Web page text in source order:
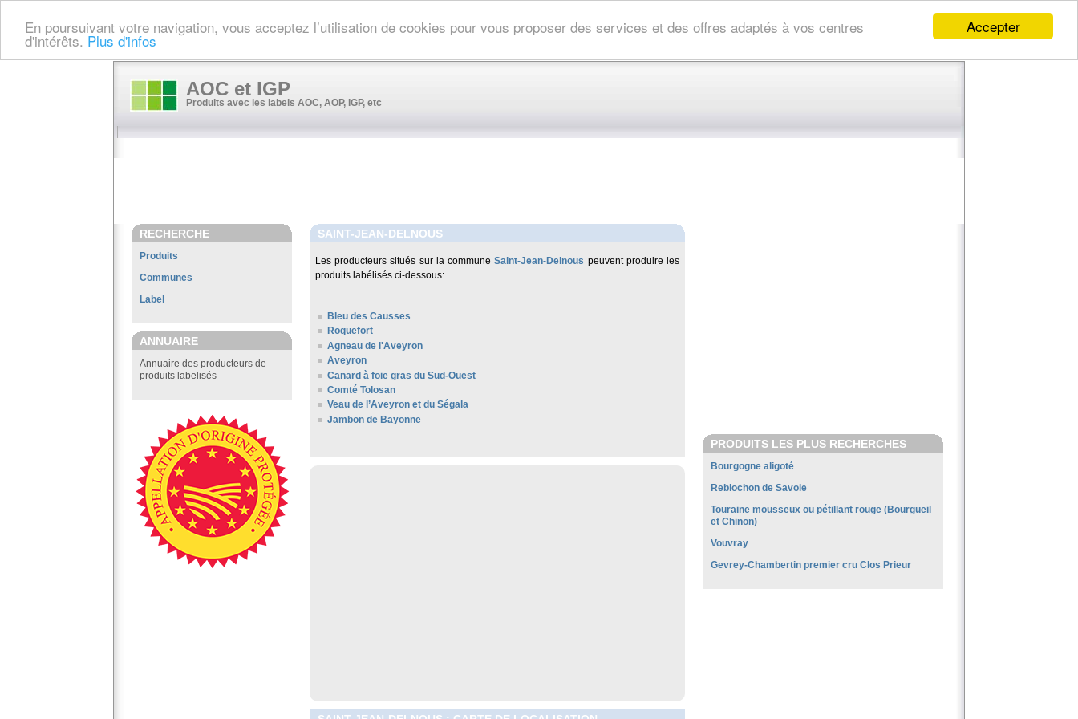
Accepter
En poursuivant votre navigation, vous acceptez l’utilisation de cookies pour vous proposer des services et des offres adaptés à vos centres
d'intérêts. Plus d'infos
AOC et IGP
Produits avec les labels AOC, AOP, IGP, etc
RECHERCHE
Produits
Communes
Label
ANNUAIRE
Annuaire des producteurs de
produits labelisés
SAINT-JEAN-DELNOUS
Les producteurs situés sur la communeSaint-Jean-Delnous peuvent produire les
produits labélisés ci-dessous:
Bleu des Causses
Roquefort
Agneau de l'Aveyron
Aveyron
Canard à foie gras du Sud-Ouest
Comté Tolosan
Veau de l’Aveyron et du Ségala
Jambon de Bayonne
PRODUITS LES PLUS RECHERCHES
Bourgogne aligoté
Reblochon de Savoie
Touraine mousseux ou pétillant rouge (Bourgueil
et Chinon)
Vouvray
Gevrey-Chambertin premier cru Clos Prieur